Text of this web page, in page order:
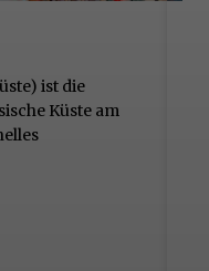
ist die
Küste am